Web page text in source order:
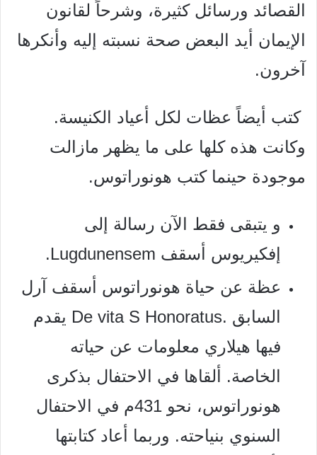
القصائد ورسائل كثيرة، وشرحاً لقانون
الإيمان أيد
البعض صحة نسبته إليه وأنكرها
آخرون.
كتب أيضاً عظات لكل أعياد الكنيسة.
وكانت هذه كلها على ما يظهر مازالت
موجودة حينما كتب هونوراتوس.
و يتبقى فقط الآن رسالة إلى
إفكيريوس أسقف Lugdunensem.
عظة عن حياة هونوراتوس أسقف آرل
السابق .De vita S Honoratus يقدم
فيها هيلاري معلومات عن حياته
الخاصة. ألقاها في الاحتفال بذكرى
هونوراتوس، نحو 431م في الاحتفال
السنوي بنياحته. وربما أعاد كتابتها